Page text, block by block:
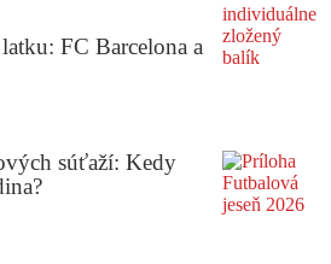
FC Barcelona a
súťaží: Kedy